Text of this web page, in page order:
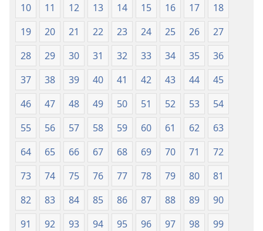
10
11 12 13 14 15 16 17
18
19
20 21 22 23 24 25 26
27
28
29 30 31 32 33 34 35
36
37
38 39 40 41 42 43 44
45
46
47 48 49 50 51 52 53
54
55
56 57 58 59 60 61 62
63
64
65 66 67 68 69 70 71
72
73
74 75 76 77 78 79 80
81
82
83 84 85 86 87 88 89
90
91
92 93 94 95 96 97 98
99